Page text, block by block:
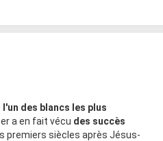
l'un des blancs les plus
a en fait vécu des succès
premiers siècles après Jésus-